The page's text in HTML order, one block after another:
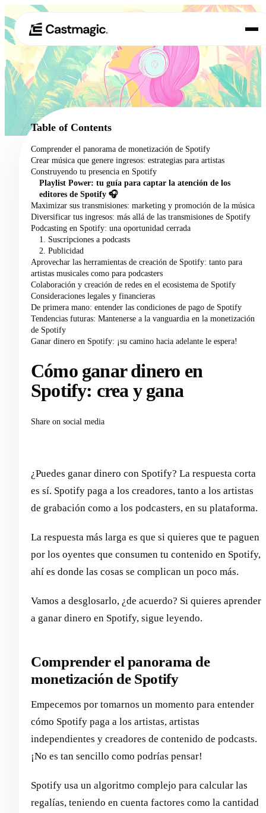
01 Producto
Casos de uso
Precios
Acerca de nosotros
Table of Contents
Comprender el panorama de monetización de Spotify
Crear música que genere ingresos: estrategias para artistas
Construyendo tu presencia en Spotify
Playlist Power: tu guía para captar la atención de los
editores de Spotify 🎧
Maximizar sus transmisiones: marketing y promoción de la música
Diversificar tus ingresos: más allá de las transmisiones de Spotify
Podcasting en Spotify: una oportunidad cerrada
1. Suscripciones a podcasts
2. Publicidad
Aprovechar las herramientas de creación de Spotify: tanto para
artistas musicales como para podcasters
Colaboración y creación de redes en el ecosistema de Spotify
Consideraciones legales y financieras
De primera mano: entender las condiciones de pago de Spotify
Tendencias futuras: Mantenerse a la vanguardia en la monetización
de Spotify
Ganar dinero en Spotify: ¡su camino hacia adelante le espera!
Cómo ganar dinero en
Spotify: crea y gana
Share on social media
¿Puedes ganar dinero con Spotify? La respuesta corta
es sí. Spotify paga a los creadores, tanto a los artistas
de grabación como a los podcasters, en su plataforma.
La respuesta más larga es que si quieres que te paguen
por los oyentes que consumen tu contenido en Spotify,
ahí es donde las cosas se complican un poco más.
Vamos a desglosarlo, ¿de acuerdo? Si quieres aprender
a ganar dinero en Spotify, sigue leyendo.
Comprender el panorama de
monetización de Spotify
Empecemos por tomarnos un momento para entender
cómo Spotify paga a los artistas, artistas
independientes y creadores de contenido de podcasts.
¡No es tan sencillo como podrías pensar!
Spotify usa un algoritmo complejo para calcular las
regalías, teniendo en cuenta factores como la cantidad